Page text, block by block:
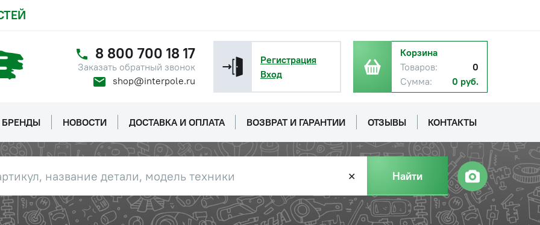
8 800 700 18 17
Заказать обратный звонок
shop@interpole.ru
Регистрация
Вход
Корзина
Товаров:
0
Сумма:
0 руб.
БРЕНДЫ НОВОСТИ ДОСТАВКА И ОПЛАТА ВОЗВРАТ И ГАРАНТИИ ОТЗЫВЫ КОНТАКТЫ
✕ Найти